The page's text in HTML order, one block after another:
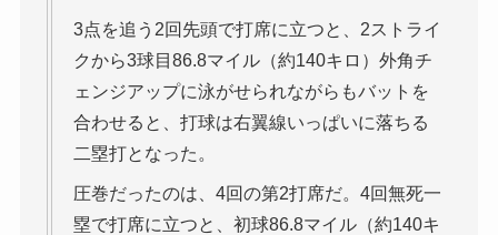
3点を追う2回先頭で打席に立つと、2ストライ
クから3球目86.8マイル（約140キロ）外角チ
ェンジアップに泳がせられながらもバットを
合わせると、打球は右翼線いっぱいに落ちる
二塁打となった。
圧巻だったのは、4回の第2打席だ。4回無死一
塁で打席に立つと、初球86.8マイル（約140キ